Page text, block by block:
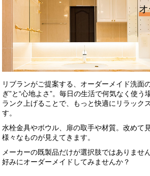
リブランがご提案する、オーダーメイド洗面
ぎ”と“心地よさ”。毎日の生活で何気なく使う
ランク上げることで、もっと快適にリラック
す。
水栓金具やボウル、扉の取手や材質。改めて
様々なものが見えてきます。
メーカーの既製品だけが選択肢ではありませ
好みにオーダーメイドしてみませんか？